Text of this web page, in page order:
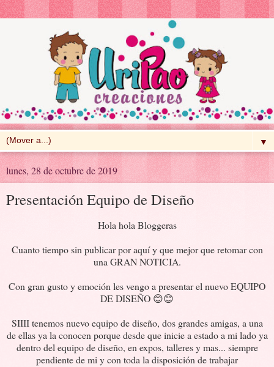
▼
lunes, 28 de octubre de 2019
Presentación Equipo de Diseño
Hola hola Bloggeras
Cuanto tiempo sin publicar por aquí y que mejor que retomar con
una GRAN NOTICIA.
Con gran gusto y emoción les vengo a presentar el nuevo EQUIPO
DE DISEÑO 😊😊
SIIII tenemos nuevo equipo de diseño, dos grandes amigas, a una
de ellas ya la conocen porque desde que inicie a estado a mi lado ya
dentro del equipo de diseño, en expos, talleres y mas... siempre
pendiente de mi y con toda la disposición de trabajar